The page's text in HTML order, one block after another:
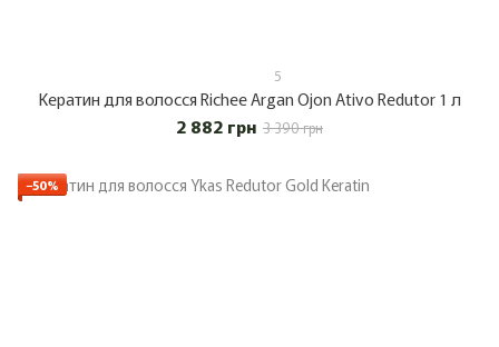
5
Кератин для волосся Richee Argan Ojon Ativo Redutor 1 л
2 882 грн 3 390 грн
−50%